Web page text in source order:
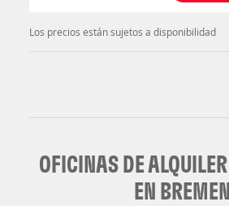
Los precios están sujetos a disponibilidad
OFICINAS DE
EN BREMEN